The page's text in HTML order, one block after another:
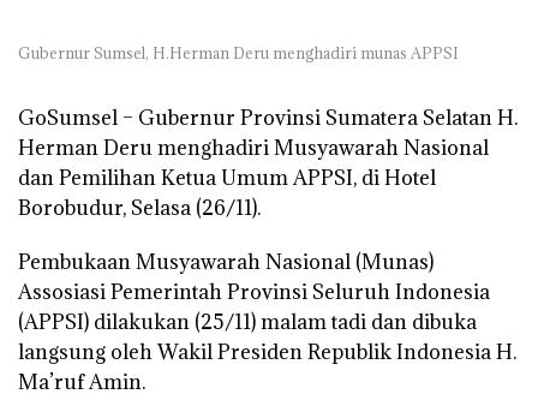
Gubernur Sumsel, H.Herman Deru menghadiri munas APPSI
GoSumsel – Gubernur Provinsi Sumatera Selatan H.
Herman Deru menghadiri Musyawarah Nasional
dan Pemilihan Ketua Umum APPSI, di Hotel
Borobudur, Selasa (26/11).
Pembukaan Musyawarah Nasional (Munas)
Assosiasi Pemerintah Provinsi Seluruh Indonesia
(APPSI) dilakukan (25/11) malam tadi dan dibuka
langsung oleh Wakil Presiden Republik Indonesia H.
Ma’ruf Amin.